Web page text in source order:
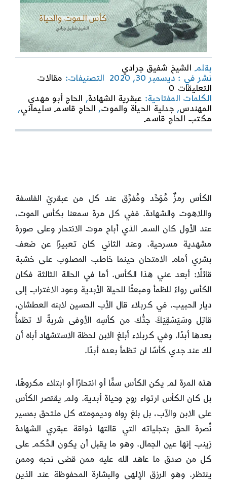
بقلم الشيخ شفيق جرادي
نشر في : ديسمبر 30, 2020
التصنيفات: مقالات
التعليقات 0
on
تجليات
عبقرية
الشهادة
في
الكلمات المفتاحية: عبقرية الشهادة, الحاج أبو مهدي
المهندس, جدلية الحياة والموت, الحاج قاسم سليماني,
مكتب الحاج قاسم
الكأس رمزٌ مُوَحِّد ومُفرِّق عند كل من عبقريّ الفلسفة
واللاهوت والشهادة. ففي كل مرة سمعنا بكأس الموت،
عند الأول كان السم الذي أباح موت الانتحار وعلى صورة
مشهدية مسرحية. وعند الثاني كان تعبيرًا عن ضعف
بشري أمام الامتحان حينما خاطب المصلوب على خشبة
قائلًا: أبعد عني هذا الكأس. أما في الحالة الثالثة فكان
الكأس رواءً للظمأ ومبعثًا للحياة الأبدية وعود الاغتراب إلى
ديار الحبيب. في كربلاء قال الأب الحسين لابنه العطشان،
قاتِل وسَيَسْقِيَكَ جدُّك من كأسِه الأوفى شربةً لا تظمأُ
بعدها أبدًا. وفي كربلاء أبلغ الابن لحظة الاستشهاد أباه أن
لك عند جدي كأسًا لن تظمأ بعده أبدًا.
هذه المرة لم يكن الكأس سمًّا أو انتحارًا أو ابتلاء مكروهًا،
بل كان الكأس ارتواء روح وحياة أبدية. ولم يقتصر الكأس
على الابن والآب، بل بلغ رِواه وديمومته كل ملتحق بمسير
نُصرة الحق بتجلياته التي قالتها ذواقة عبقري الشهادة
زينب إنها عين الجمال. وهو ما يقبل أن يكون الحُكم على
كل من صدق ما عاهد الله عليه ممن قضى نحبه وممن
ينتظر. وهو الرزق الإلهي والبشارة المحفوظة عند الذين